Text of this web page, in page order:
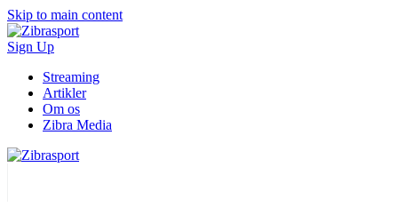
Skip to main content
Sign Up
Streaming
Artikler
Om os
Zibra Media